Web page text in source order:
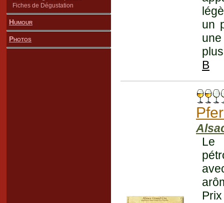
Fiches de Dégustation
Humour
Photos
un
B
Le